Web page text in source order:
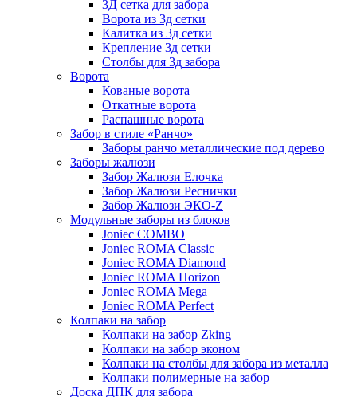
3Д сетка для забора
Ворота из 3д сетки
Калитка из 3д сетки
Крепление 3д сетки
Столбы для 3д забора
Ворота
Кованые ворота
Откатные ворота
Распашные ворота
Забор в стиле «Ранчо»
Заборы ранчо металлические под дерево
Заборы жалюзи
Забор Жалюзи Елочка
Забор Жалюзи Реснички
Забор Жалюзи ЭКО-Z
Модульные заборы из блоков
Joniec COMBO
Joniec ROMA Classic
Joniec ROMA Diamond
Joniec ROMA Horizon
Joniec ROMA Mega
Joniec ROMA Perfect
Колпаки на забор
Колпаки на забор Zking
Колпаки на забор эконом
Колпаки на столбы для забора из металла
Колпаки полимерные на забор
Доска ДПК для забора